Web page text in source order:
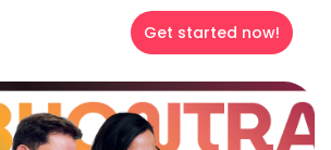
Get started now!